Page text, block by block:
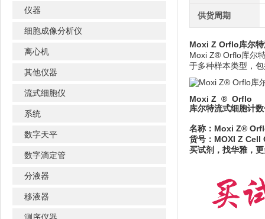
仪器
细胞成像分析仪
离心机
其他仪器
流式细胞仪
系统
数字天平
数字滴定管
分液器
移液器
供货周期
Moxi Z Orflo库尔特
Moxi Z® Orflo库尔
于多种样本类型，
Moxi Z ® Orflo
库尔特流式细胞计
名称：Moxi Z®
货号：MOXI Z Cell
买试剂，找华雅，